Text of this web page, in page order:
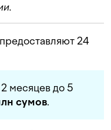
24
месяцев до 5
сумов.